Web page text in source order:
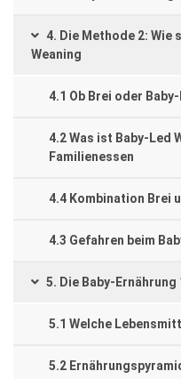
4. Die Methode 2: Wie
Weaning
4.1 Ob Brei oder
4.2 Was ist Baby-Led
Familienessen
4.4 Kombination Brei
4.3 Gefahren beim
5. Die Baby-
5.1 Welche
5.2